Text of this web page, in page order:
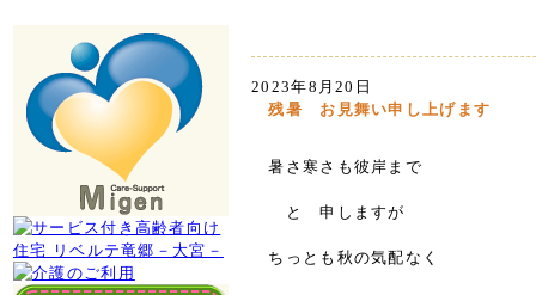
2023年8月20日
残暑 お見舞い申し上げます
暑さ寒さも彼岸まで
と 申しますが
ちっとも秋の気配なく